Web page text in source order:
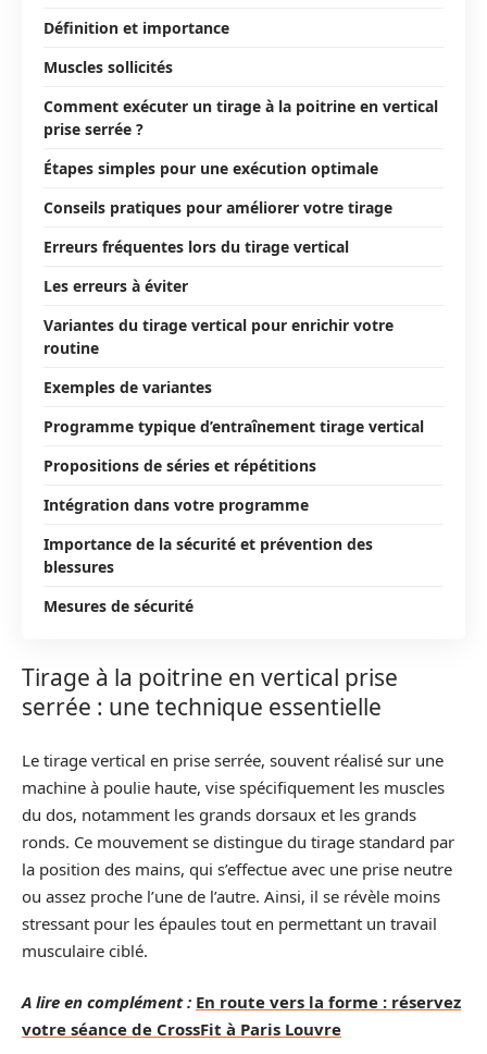
Définition et importance
Muscles sollicités
Comment exécuter un tirage à la poitrine en vertical
prise serrée ?
Étapes simples pour une exécution optimale
Conseils pratiques pour améliorer votre tirage
Erreurs fréquentes lors du tirage vertical
Les erreurs à éviter
Variantes du tirage vertical pour enrichir votre
routine
Exemples de variantes
Programme typique d’entraînement tirage vertical
Propositions de séries et répétitions
Intégration dans votre programme
Importance de la sécurité et prévention des
blessures
Mesures de sécurité
Tirage à la poitrine en vertical prise
serrée : une technique essentielle
Le tirage vertical en prise serrée, souvent réalisé sur une
machine à poulie haute, vise spécifiquement les muscles
du dos, notamment les grands dorsaux et les grands
ronds. Ce mouvement se distingue du tirage standard par
la position des mains, qui s’effectue avec une prise neutre
ou assez proche l’une de l’autre. Ainsi, il se révèle moins
stressant pour les épaules tout en permettant un travail
musculaire ciblé.
A lire en complément : En route vers la forme : réservez
votre séance de CrossFit à Paris Louvre